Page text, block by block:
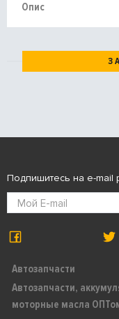
Опис
Автозапчасти
Автозапчасти,
моторные масла
Подпишитесь на e-mail